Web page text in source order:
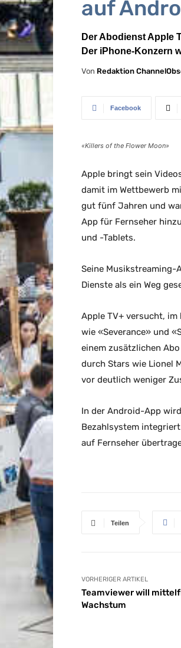
auf
Der Abodienst Apple
Der iPhone-Konzern
Von Redaktion
Facebook
«Killers of the Flower Moon»
Apple bringt sein
damit im Wettbewerb
gut fünf Jahren und
App für Fernseher
und -Tablets.
Seine Musikstreaming-
Dienste als ein Weg
Apple TV+ versucht,
wie «Severance» und
einem zusätzlichen
durch Stars wie Lionel
vor deutlich weniger
In der Android-App
Bezahlsystem
auf Fernseher
Teilen
VORHERIGER ARTIKEL
Teamviewer will
Wachstum